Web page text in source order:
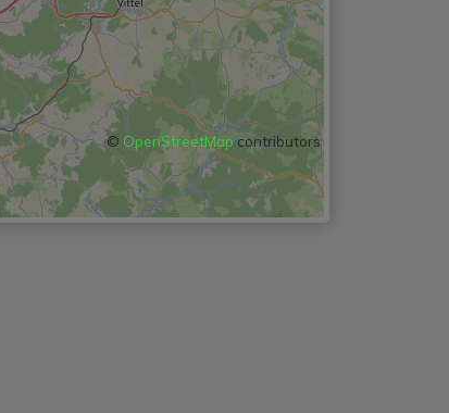
© OpenStreetMap contributors